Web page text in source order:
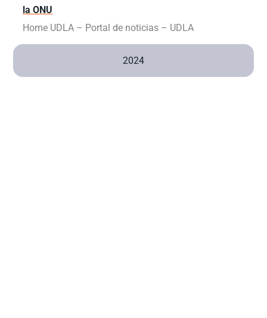
2024
la ONU
Home UDLA – Portal de noticias – UDLA